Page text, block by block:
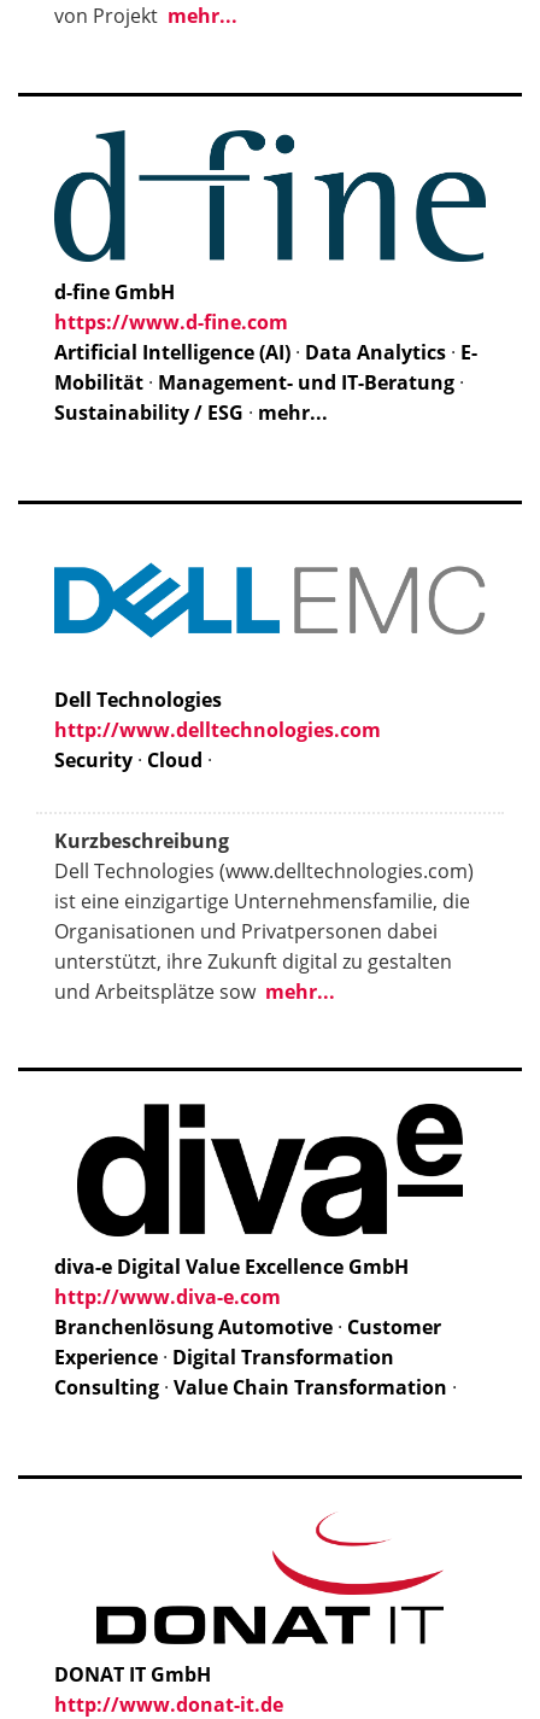
von Projekt mehr...
d-fine GmbH
https://www.d-fine.com
Artificial Intelligence (AI) · Data Analytics · E-
Mobilität · Management- und IT-Beratung ·
Sustainability / ESG · mehr...
Dell Technologies
http://www.delltechnologies.com
Security · Cloud ·
Kurzbeschreibung
Dell Technologies (www.delltechnologies.com)
ist eine einzigartige Unternehmensfamilie, die
Organisationen und Privatpersonen dabei
unterstützt, ihre Zukunft digital zu gestalten
und Arbeitsplätze sow mehr...
diva-e Digital Value Excellence GmbH
http://www.diva-e.com
Branchenlösung Automotive · Customer
Experience · Digital Transformation
Consulting · Value Chain Transformation ·
DONAT IT GmbH
http://www.donat-it.de